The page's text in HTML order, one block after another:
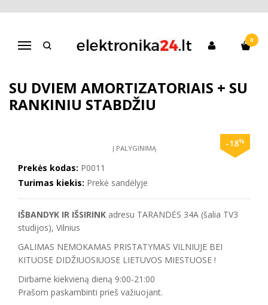
Navigacija
0
Pagrindinis Paspirtukai
Vaikams
stabdžiu
SU DVIEM AMORTIZATORIAIS + SU
RANKINIU STABDŽIU
-18%
Į PALYGINIMĄ
Prekės kodas: P0011
Turimas kiekis: Prekė sandėlyje
IŠBANDYK IR IŠSIRINK adresu TARANDĖS 34A (šalia TV3
studijos), Vilnius
GALIMAS NEMOKAMAS PRISTATYMAS VILNIUJE BEI
KITUOSE DIDŽIUOSIUOSE LIETUVOS MIESTUOSE !
Dirbame kiekvieną dieną 9:00-21:00
Prašom paskambinti prieš važiuojant.